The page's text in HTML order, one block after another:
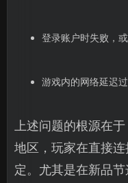
登录账户时失败，
游戏内的网络延迟
上述问题的根源在
地区，玩家在直接
定。尤其是在新品